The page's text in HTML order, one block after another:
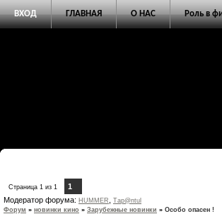
ВХОД ГЛАВНАЯ О НАС Роль в
Страница 1 из 1
1
Модератор форума: HUMMER
Тар@ntul
Форум » новинки кино » Зарубежные новинки » Особо опасен !